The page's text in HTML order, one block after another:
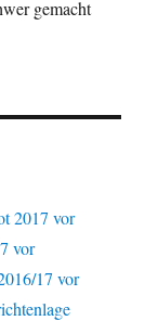
gemacht
2017 vor
vor
17 vor